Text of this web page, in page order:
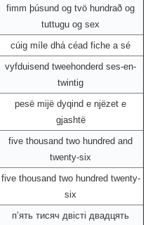
fimm þúsund og tvö hundrað og
tuttugu og sex
cúig míle dhá céad fiche a sé
vyfduisend tweehonderd ses-en-
twintig
pesë mijë dyqind e njëzet e
gjashtë
five thousand two hundred and
twenty-six
five thousand two hundred twenty-
six
пʼять тисяч двісті двадцять